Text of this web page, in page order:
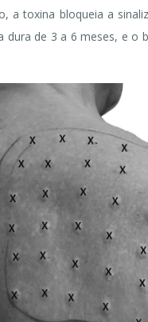
a toxina bloqueia a
de 3 a 6 meses, e o